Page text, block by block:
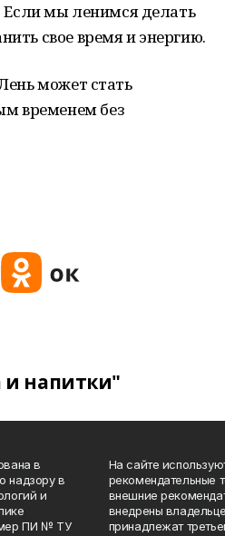
Если мы ленимся делать
свое время и энергию.
может стать
временем без
и напитки"
в
надзору в
и
ПИ № ТУ
На сайте
рекомендательные
внешние
внедрены
принадлежат